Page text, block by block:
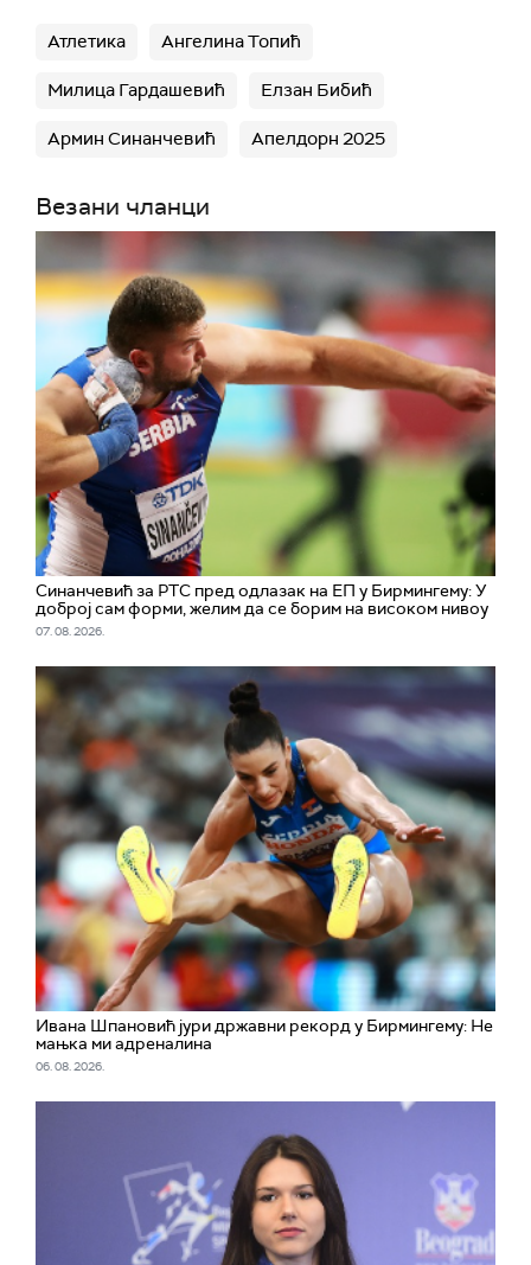
Атлетика Ангелина Топић
Милица Гардашевић Елзан Бибић
Армин Синанчевић Апелдорн 2025
Везани чланци
Синанчевић за РТС пред одлазак на ЕП у Бирмингему: У
доброј сам форми, желим да се борим на високом нивоу
07. 08. 2026.
Ивана Шпановић јури државни рекорд у Бирмингему: Не
мањка ми адреналина
06. 08. 2026.